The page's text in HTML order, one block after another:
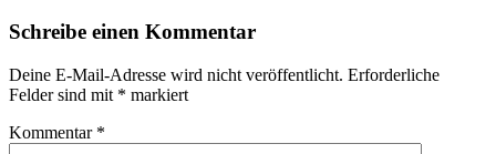
Schreibe einen Kommentar
Deine E-Mail-Adresse wird nicht veröffentlicht. Erforderliche
Felder sind mit * markiert
Kommentar *